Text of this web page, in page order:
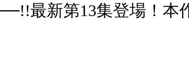
最新第13集登場！本